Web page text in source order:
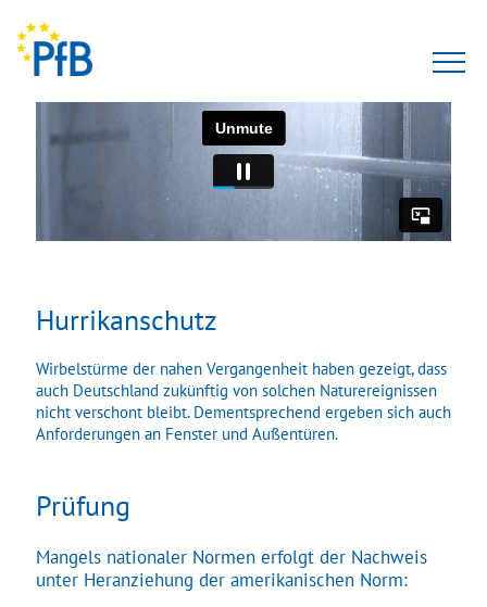
Prüfungen
Gutachten
Seminare
Team
Über uns
Kundenzufriedenheit
Hurrikanschutz
Wirbelstürme der nahen Vergangenheit haben gezeigt, dass
auch Deutschland zukünftig von solchen Naturereignissen
nicht verschont bleibt. Dementsprechend ergeben sich auch
Anforderungen an Fenster und Außentüren.
Prüfung
Mangels nationaler Normen erfolgt der Nachweis
unter Heranziehung der amerikanischen Norm: